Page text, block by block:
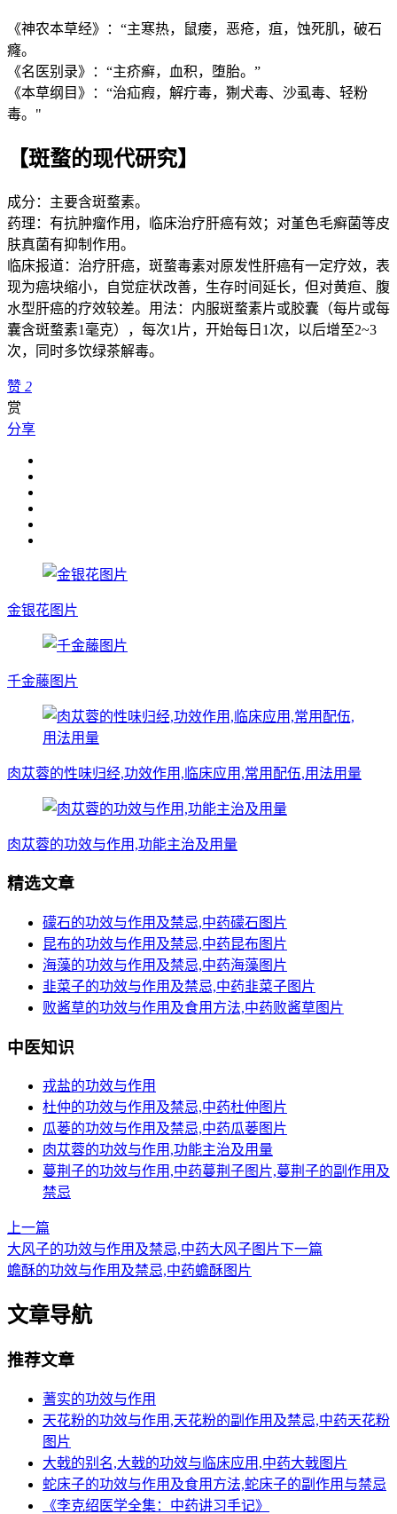
《神农本草经》：“主寒热，鼠瘘，恶疮，疽，蚀死肌，破石
癃。
《名医别录》：“主疥癣，血积，堕胎。”
《本草纲目》：“治疝瘕，解疔毒，猘犬毒、沙虱毒、轻粉
毒。"
【斑蝥的现代研究】
成分：主要含斑蝥素。
药理：有抗肿瘤作用，临床治疗肝癌有效；对堇色毛癣菌等皮
肤真菌有抑制作用。
临床报道：治疗肝癌，斑蝥毒素对原发性肝癌有一定疗效，表
现为癌块缩小，自觉症状改善，生存时间延长，但对黄疸、腹
水型肝癌的疗效较差。用法：内服斑蝥素片或胶囊（每片或每
囊含斑蝥素1毫克），每次1片，开始每日1次，以后增至2~3
次，同时多饮绿茶解毒。
赞 2
赏
分享
金银花图片
千金藤图片
肉苁蓉的性味归经,功效作用,临床应用,常用配伍,用法用量
肉苁蓉的功效与作用,功能主治及用量
精选文章
礞石的功效与作用及禁忌,中药礞石图片
昆布的功效与作用及禁忌,中药昆布图片
海藻的功效与作用及禁忌,中药海藻图片
韭菜子的功效与作用及禁忌,中药韭菜子图片
败酱草的功效与作用及食用方法,中药败酱草图片
中医知识
戎盐的功效与作用
杜仲的功效与作用及禁忌,中药杜仲图片
瓜蒌的功效与作用及禁忌,中药瓜蒌图片
肉苁蓉的功效与作用,功能主治及用量
蔓荆子的功效与作用,中药蔓荆子图片,蔓荆子的副作用及
禁忌
上一篇
大风子的功效与作用及禁忌,中药大风子图片下一篇
蟾酥的功效与作用及禁忌,中药蟾酥图片
文章导航
推荐文章
蓍实的功效与作用
天花粉的功效与作用,天花粉的副作用及禁忌,中药天花粉
图片
大戟的别名,大戟的功效与临床应用,中药大戟图片
蛇床子的功效与作用及食用方法,蛇床子的副作用与禁忌
《李克绍医学全集：中药讲习手记》